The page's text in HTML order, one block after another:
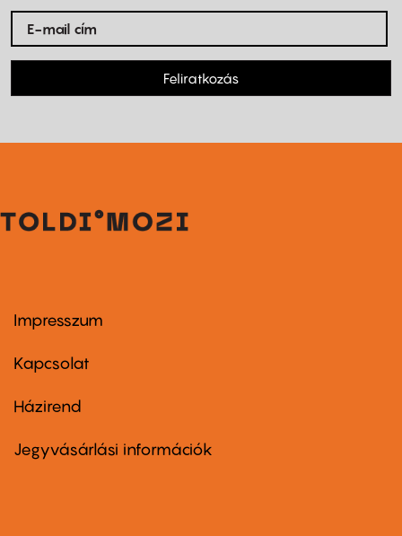
Feliratkozás
Footer
first
Impresszum
Kapcsolat
Footer
second
Házirend
Jegyvásárlási információk